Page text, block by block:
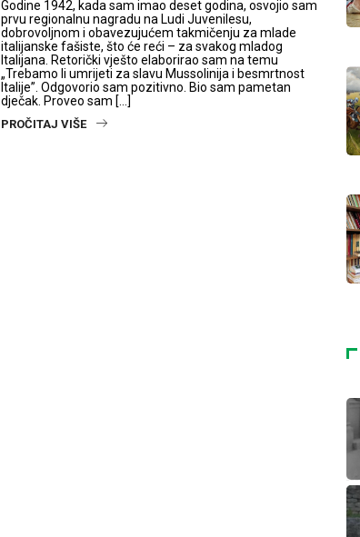
Godine 1942, kada sam imao deset godina, osvojio sam
prvu regionalnu nagradu na Ludi Juvenilesu,
dobrovoljnom i obavezujućem takmičenju za mlade
italijanske fašiste, što će reći – za svakog mladog
Italijana. Retorički vješto elaborirao sam na temu
„Trebamo li umrijeti za slavu Mussolinija i besmrtnost
Italije”. Odgovorio sam pozitivno. Bio sam pametan
dječak. Proveo sam […]
PROČITAJ VIŠE